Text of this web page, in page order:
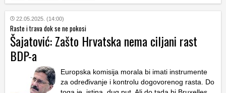
22.05.2025. (14:00)
Raste i trava dok se ne pokosi
Šajatović: Zašto Hrvatska nema ciljani rast
BDP-a
Europska komisija morala bi imati instrumente
za određivanje i kontrolu dogovorenog rasta. Do